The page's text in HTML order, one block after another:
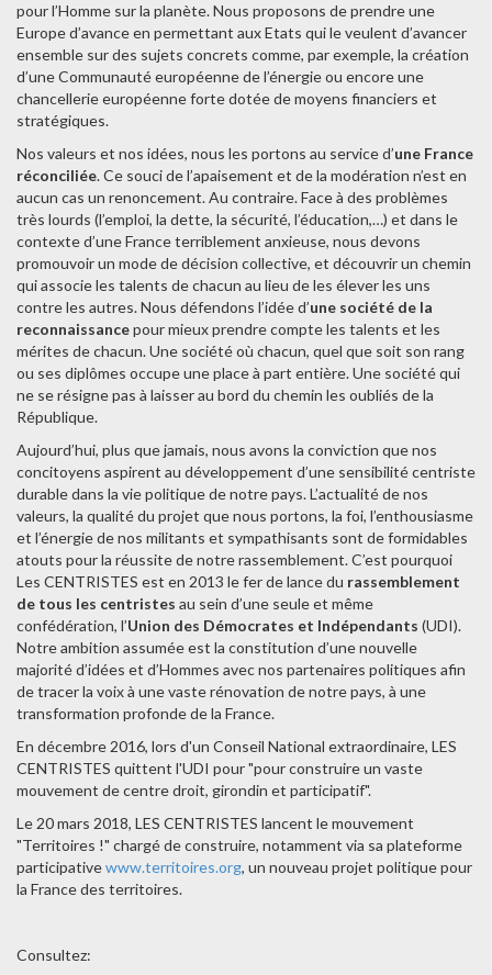
pour l’Homme sur la planète. Nous proposons de prendre une
Europe d’avance en permettant aux Etats qui le veulent d’avancer
ensemble sur des sujets concrets comme, par exemple, la création
d’une Communauté européenne de l’énergie ou encore une
chancellerie européenne forte dotée de moyens financiers et
stratégiques.
Nos valeurs et nos idées, nous les portons au service d’une France
réconciliée. Ce souci de l’apaisement et de la modération n’est en
aucun cas un renoncement. Au contraire. Face à des problèmes
très lourds (l’emploi, la dette, la sécurité, l’éducation,…) et dans le
contexte d’une France terriblement anxieuse, nous devons
promouvoir un mode de décision collective, et découvrir un chemin
qui associe les talents de chacun au lieu de les élever les uns
contre les autres. Nous défendons l’idée d’une société de la
reconnaissancepour mieux prendre compte les talents et les
mérites de chacun. Une société où chacun, quel que soit son rang
ou ses diplômes occupe une place à part entière. Une société qui
ne se résigne pas à laisser au bord du chemin les oubliés de la
République.
Aujourd’hui, plus que jamais, nous avons la conviction que nos
concitoyens aspirent au développement d’une sensibilité centriste
durable dans la vie politique de notre pays. L’actualité de nos
valeurs, la qualité du projet que nous portons, la foi, l’enthousiasme
et l’énergie de nos militants et sympathisants sont de formidables
atouts pour la réussite de notre rassemblement. C’est pourquoi
Les CENTRISTES est en 2013 le fer de lance du rassemblement
de tous les centristes au sein d’une seule et même
confédération, l’Union des Démocrates et Indépendants (UDI).
Notre ambition assumée est la constitution d’une nouvelle
majorité d’idées et d’Hommes avec nos partenaires politiques afin
de tracer la voix à une vaste rénovation de notre pays, à une
transformation profonde de la France.
En décembre 2016, lors d'un Conseil National extraordinaire, LES
CENTRISTES quittent l'UDI pour "pour construire un vaste
mouvement de centre droit, girondin et participatif".
Le 20 mars 2018, LES CENTRISTES lancent le mouvement
"Territoires !" chargé de construire, notamment via sa plateforme
participativewww.territoires.org, un nouveau projet politique pour
la France des territoires.
Consultez: